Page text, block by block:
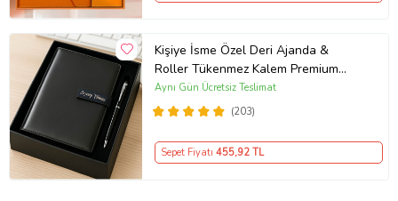
Kişiye İsme Özel Deri Ajanda &
Roller Tükenmez Kalem Premium
Kutulu Ofis İş Hediyesi
(203)
Aynı Gün Ücretsiz Teslimat
Sepet Fiyatı 455,92 TL